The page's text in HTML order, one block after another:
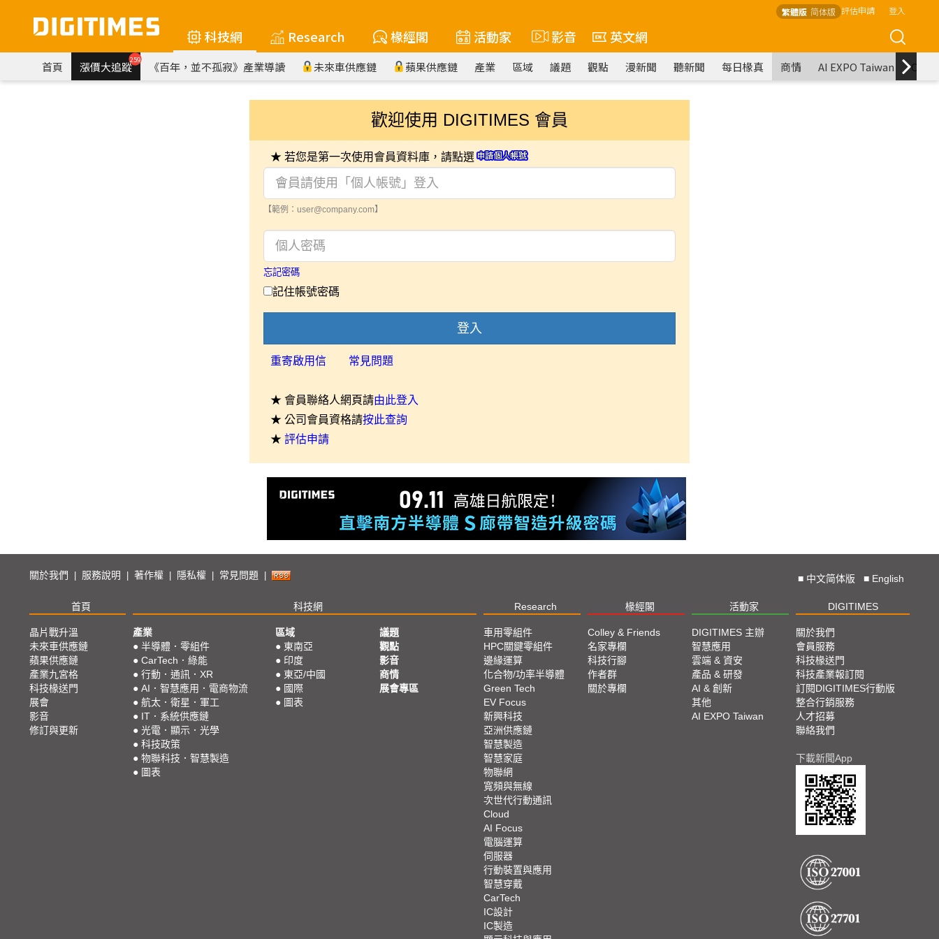
繁體版 简体版 評估申請 登入
科技網 Research 椽經閣 活動家 影音 英文網
首頁 漲價大追蹤259 《百年，並不孤寂》產業導讀 未來車供應鏈 蘋果供應鏈 產業 區域 議題 觀點 漫新聞 聽新聞 每日椽真 商情 AI EXPO Taiwan
歡迎使用 DIGITIMES 會員
★ 若您是第一次使用會員資料庫，請點選
【範例：user@company.com】
忘記密碼
記住帳號密碼
登入
重寄啟用信 常見問題
★ 會員聯絡人網頁請由此登入
★ 公司會員資格請按此查詢
★ 評估申請
關於我們 服務說明 著作權 隱私權 常見問題 ■ 中文简体版 ■ English
首頁 科技網 Research 椽經閣 活動家 DIGITIMES
晶片戰升溫
未來車供應鏈
蘋果供應鏈
產業九宮格
科技椽送門
展會
影音
修訂與更新
產業
● 半導體．零組件
● CarTech．綠能
● 行動．通訊．XR
● AI．智慧應用．電商物流
● 航太．衛星．軍工
● IT．系統供應鏈
● 光電．顯示．光學
● 科技政策
● 物聯科技．智慧製造
● 圖表
區域
● 東南亞
● 印度
● 東亞/中國
● 國際
● 圖表
議題
觀點
影音
商情
展會專區
車用零組件
HPC關鍵零組件
邊緣運算
化合物/功率半導體
Green Tech
EV Focus
新興科技
亞洲供應鏈
智慧製造
智慧家庭
物聯網
寬頻與無線
次世代行動通訊
Cloud
AI Focus
電腦運算
伺服器
行動裝置與應用
智慧穿戴
CarTech
IC設計
IC製造
Colley & Friends
名家專欄
科技行腳
作者群
關於專欄
DIGITIMES 主辦
智慧應用
雲端 & 資安
產品 & 研發
AI & 創新
其他
AI EXPO Taiwan
關於我們
會員服務
科技椽送門
科技產業報訂閱
訂閱DIGITIMES行動版
整合行銷服務
人才招募
聯絡我們
下載新聞App